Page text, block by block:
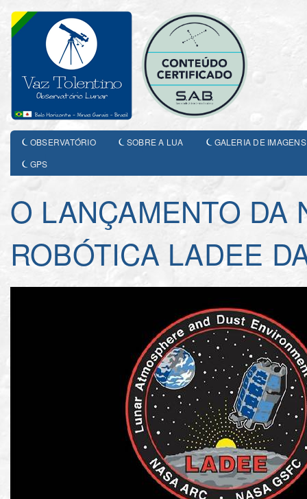
OBSERVATÓRIO SOBRE A LUA
GALERIA DE IMAGENS
GPS
O LANÇAMENTO DA
ROBÓTICA LADEE